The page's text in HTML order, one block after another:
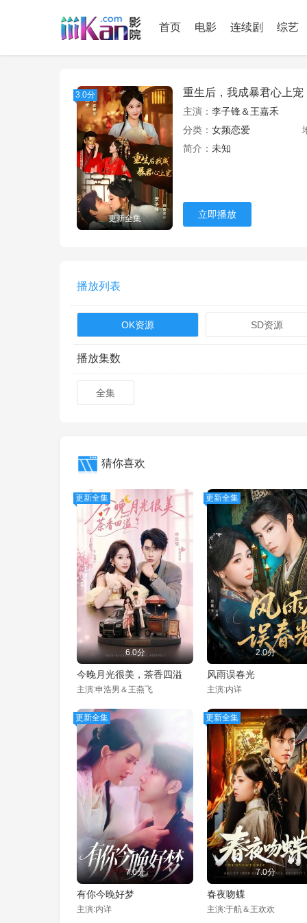
首页 电影 连续剧 综艺
3.0分
更新全集
重生后，我成暴君心上宠
主演： 李子锋＆王嘉禾
分类： 女频恋爱
简介： 未知
立即播放
播放列表
OK资源 SD资源
播放集数
全集
猜你喜欢
更新全集
6.0分
今晚月光很美，茶香四溢
主演:申浩男＆王燕飞
更新全集
2.0分
风雨误春光
主演:内详
更新全集
7.0分
有你今晚好梦
主演:内详
更新全集
7.0分
春夜吻蝶
主演:于航＆王欢欢